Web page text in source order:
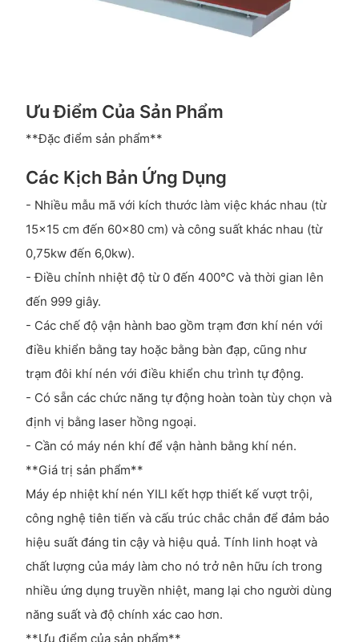
Ưu Điểm Của Sản Phẩm
**Đặc điểm sản phẩm**
Các Kịch Bản Ứng Dụng
- Nhiều mẫu mã với kích thước làm việc khác nhau (từ
15x15 cm đến 60x80 cm) và công suất khác nhau (từ
0,75kw đến 6,0kw).
- Điều chỉnh nhiệt độ từ 0 đến 400℃ và thời gian lên
đến 999 giây.
- Các chế độ vận hành bao gồm trạm đơn khí nén với
điều khiển bằng tay hoặc bằng bàn đạp, cũng như
trạm đôi khí nén với điều khiển chu trình tự động.
- Có sẵn các chức năng tự động hoàn toàn tùy chọn và
định vị bằng laser hồng ngoại.
- Cần có máy nén khí để vận hành bằng khí nén.
**Giá trị sản phẩm**
Máy ép nhiệt khí nén YILI kết hợp thiết kế vượt trội,
công nghệ tiên tiến và cấu trúc chắc chắn để đảm bảo
hiệu suất đáng tin cậy và hiệu quả. Tính linh hoạt và
chất lượng của máy làm cho nó trở nên hữu ích trong
nhiều ứng dụng truyền nhiệt, mang lại cho người dùng
năng suất và độ chính xác cao hơn.
**Ưu điểm của sản phẩm**